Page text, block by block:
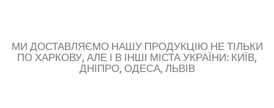
МИ ДОСТАВЛЯЄМО НАШУ ПРОДУКЦІЮ НЕ ТІЛЬКИ
ПО ХАРКОВУ, АЛЕ І В ІНШІ МІСТА УКРАЇНИ: КИЇВ,
ДНІПРО, ОДЕСА, ЛЬВІВ